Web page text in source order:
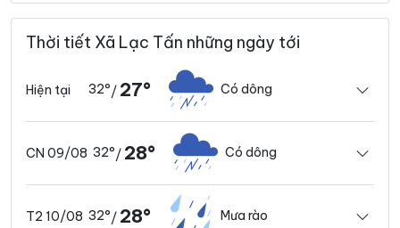
Thời tiết Xã Lạc Tấn những ngày tới
Hiện tại 32°/ 27° Có dông
CN 09/08 32°/ 28° Có dông
T2 10/08 32°/ 28° Mưa rào